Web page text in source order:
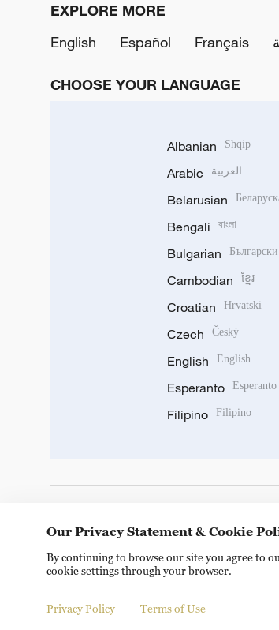
EXPLORE MORE
English
Español Français
CHOOSE YOUR LANGUAGE
Albanian Shqip
Arabic العربية
Belarusian
Bengali বাংলা
Bulgarian Български
Cambodian ខ្មែរ
Croatian Hrvatski
Czech Český
English English
Esperanto Esperanto
Filipino Filipino
© China Radio International.CRI. All Rights
Our Privacy Statement & Cookie
By continuing to browse our site you agree to
cookie settings through your browser.
Privacy Policy Terms of Use